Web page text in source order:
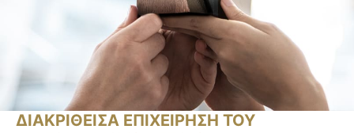
ΔΙΑΚΡΙΘΕΙΣΑ ΕΠΙΧΕΙΡΗΣΗ ΤΟΥ